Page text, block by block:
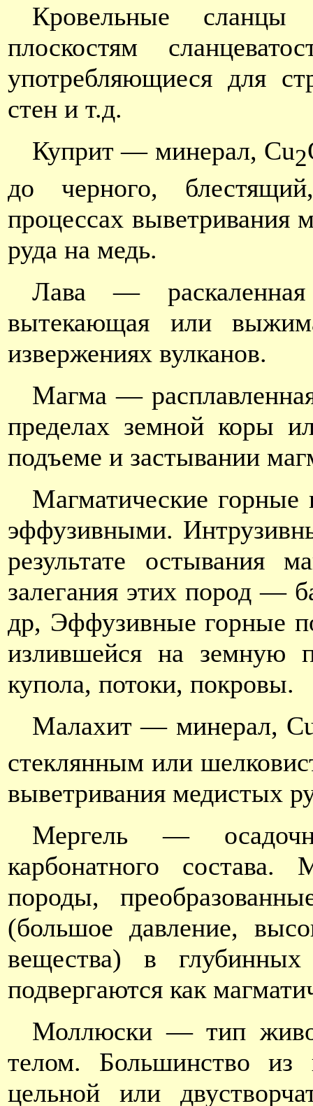
Кровельные
плоскостям
употребляющиеся для
стен и т.д.
Куприт — минерал, Сu2
до черного,
процессах выветривания
руда на медь.
Лава —
вытекающая или
извержениях вулканов.
Магма —
пределах земной коры
подъеме и застывании
Магматические
эффузивными.
результате
залегания этих пород —
др, Эффузивные горные
излившейся на земную
купола, потоки, покровы.
Малахит — минерал,
стеклянным или
выветривания медистых
Мергель —
карбонатного
породы,
(большое давление,
вещества) в
подвергаются как
Моллюски — тип
телом. Большинство из
цельной или